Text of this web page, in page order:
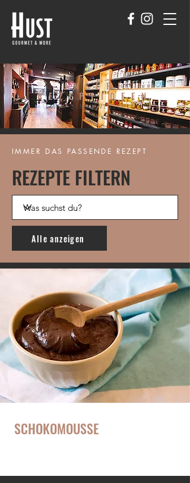
UNSERE
REZEPTIDEEN
FÜR GENUSSMENSCHEN
IMMER DAS PASSENDE REZEPT
REZEPTE FILTERN
Alle anzeigen
SCHOKOMOUSSE